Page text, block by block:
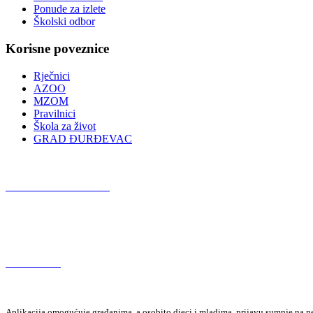
Ponude za izlete
Školski odbor
Korisne poveznice
Rječnici
AZOO
MZOM
Pravilnici
Škola za život
GRAD ĐURĐEVAC